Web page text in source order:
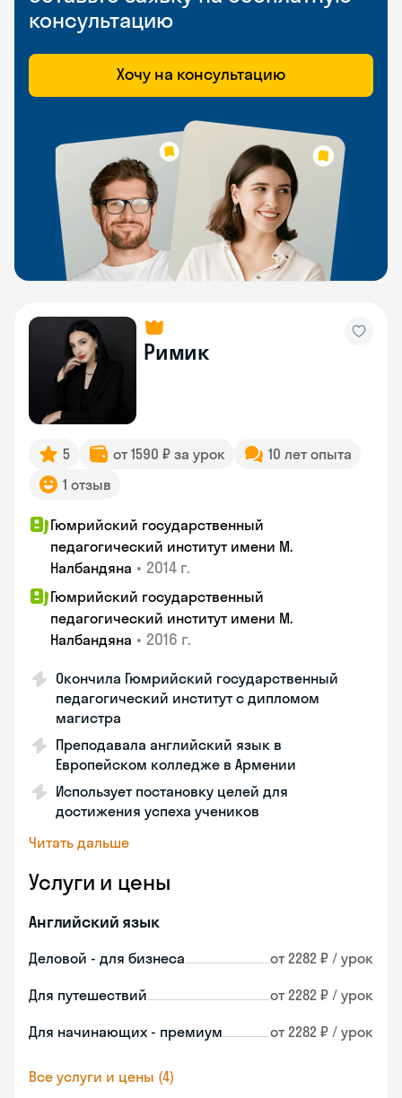
консультацию
Хочу на консультацию
Римик
5 от 1590 ₽ за урок
10 лет опыта
1 отзыв
Гюмрийский государственный
педагогический институт имени М.
Налбандяна • 2014 г.
Гюмрийский государственный
педагогический институт имени М.
Налбандяна • 2016 г.
Окончила Гюмрийский государственный
педагогический институт с дипломом
магистра
Преподавала английский язык в
Европейском колледже в Армении
Использует постановку целей для
достижения успеха учеников
Читать дальше
Услуги и цены
Английский язык
Деловой - для бизнеса от 2282 ₽ / урок
Для путешествий от 2282 ₽ / урок
Для начинающих - премиум от 2282 ₽ / урок
Все услуги и цены (4)